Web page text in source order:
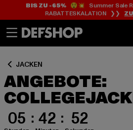
Zum
Inhalt
Zum
BIS ZU -65%😲💥 Summer Sale
RABATTESKALATION ❯❯
JACKEN
ANGEBOTE:
05
42 51
Zum